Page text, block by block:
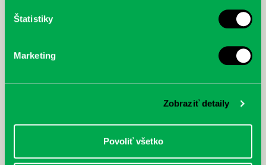
Štatistiky
Marketing
Zobraziť detaily
Povoliť všetko